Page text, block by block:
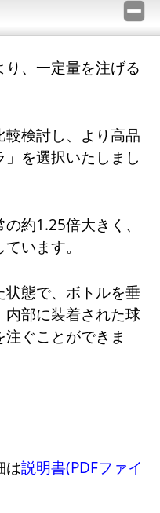
、一定量を注げる
検討し、より高品
を選択いたしまし
約1.25倍大きく、
います。
状態で、ボトルを垂
内部に装着された球
ぐことができま
は説明書(PDFファイ